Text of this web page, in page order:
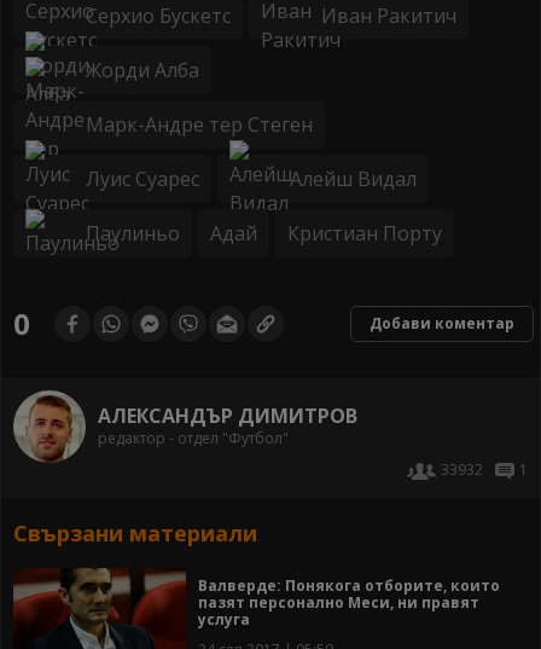
Серхио Бускетс Иван Ракитич
Жорди Алба
Марк-Андре тер Стеген
Луис Суарес Алейш Видал
Паулиньо Адай Кристиан Порту
0 Добави коментар
АЛЕКСАНДЪР ДИМИТРОВ
редактор - отдел "Футбол"
33932
1
Свързани материали
Валверде: Понякога отборите, които
пазят персонално Меси, ни правят
услуга